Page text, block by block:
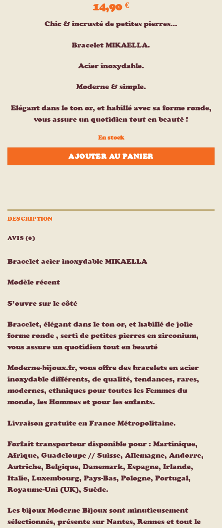
14,90 €
Chic & incrusté de petites pierres…
Bracelet MIKAELLA.
Acier inoxydable.
Moderne & simple.
Elégant dans le ton or, et habillé avec sa forme ronde,
vous assure un quotidien tout en beauté !
En stock
AJOUTER AU PANIER
DESCRIPTION
AVIS (0)
Bracelet acier inoxydable MIKAELLA
Modèle récent
S’ouvre sur le côté
Bracelet, élégant dans le ton or, et habillé de jolie
forme ronde , serti de petites pierres en zirconium,
vous assure un quotidien tout en beauté
Moderne-bijoux.fr, vous offre des bracelets en acier
inoxydable différents, de qualité, tendances, rares,
modernes, ethniques pour toutes les Femmes du
monde, les Hommes et pour les enfants.
Livraison gratuite en France Métropolitaine.
Forfait transporteur disponible pour : Martinique,
Afrique, Guadeloupe // Suisse, Allemagne, Andorre,
Autriche, Belgique, Danemark, Espagne, Irlande,
Italie, Luxembourg, Pays-Bas, Pologne, Portugal,
Royaume-Uni (UK), Suède.
Les bijoux Moderne Bijoux sont minutieusement
sélectionnés, présente sur Nantes, Rennes et tout le